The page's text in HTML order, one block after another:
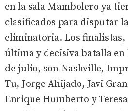
en la sala Mambolero ya
clasificados para disputar
eliminatoria. Los
última y decisiva batalla en
de julio, son Nashville,
Tu, Jorge Ahijado, Javi
Enrique Humberto y